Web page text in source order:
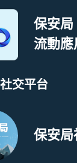
保安局
流動
交平台
保安